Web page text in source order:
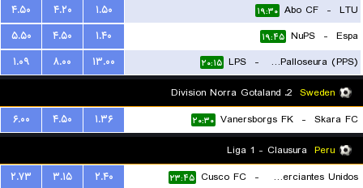
LTU
-
Abo CF ۱۹:۳۰ ۱.۵۰ ۴.۲۰
۴.۵۰
Espa
-
NuPS ۱۹:۴۵ ۱.۴۰ ۴.۵۰
۵.۵۰
Pakkalan Palloseura (PPS)
-
LPS ۲۰:۱۵ ۱۳.۰۰ ۸.۰۰
۱.۰۹
Sweden
Skara FC
-
Vanersborgs FK ۲۰:۳۰ ۱.۳۶ ۴.۵۰
۶.۰۰
Peru
Comerciantes Unidos
-
Cusco FC ۲۳:۴۵ ۲.۴۰ ۳.۱۵
۲.۷۳